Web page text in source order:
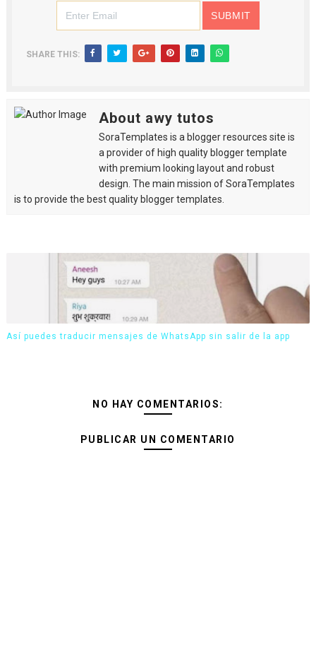
SHARE THIS:
About awy tutos
SoraTemplates is a blogger resources site is
a provider of high quality blogger template
with premium looking layout and robust
design. The main mission of SoraTemplates
is to provide the best quality blogger templates.
Así puedes traducir mensajes de WhatsApp sin salir de la app
NO HAY COMENTARIOS:
PUBLICAR UN COMENTARIO